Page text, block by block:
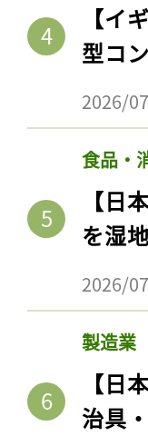
【イ
型コ
2026/
食品・
【日
を湿
2026/
製造業
【日
治具